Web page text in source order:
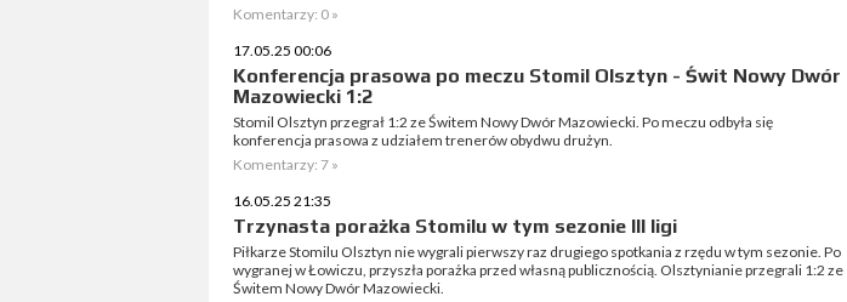
Komentarzy: 0 »
17.05.25 00:06
Konferencja prasowa po meczu Stomil Olsztyn - Świt Nowy Dwór
Mazowiecki 1:2
Stomil Olsztyn przegrał 1:2 ze Świtem Nowy Dwór Mazowiecki. Po meczu odbyła się
konferencja prasowa z udziałem trenerów obydwu drużyn.
Komentarzy: 7 »
16.05.25 21:35
Trzynasta porażka Stomilu w tym sezonie III ligi
Piłkarze Stomilu Olsztyn nie wygrali pierwszy raz drugiego spotkania z rzędu w tym sezonie. Po
wygranej w Łowiczu, przyszła porażka przed własną publicznością. Olsztynianie przegrali 1:2 ze
Świtem Nowy Dwór Mazowiecki.